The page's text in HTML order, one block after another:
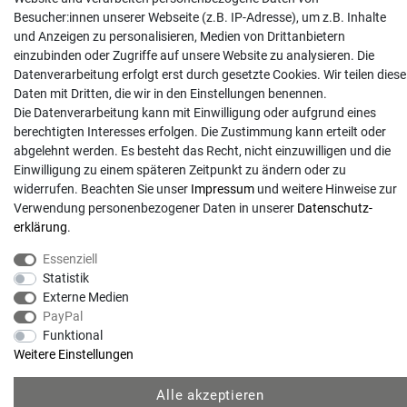
Anrufe aus dem dt. Festnetz zum Ortstarif, Preise aus dem Mobilfunknetz ggf.
abweichend (abhängig vom Provider).
Besucher:innen unserer Webseite (z.B. IP-Adresse), um z.B. Inhalte
und Anzeigen zu personalisieren, Medien von Drittanbietern
einzubinden oder Zugriffe auf unsere Website zu analysieren. Die
Datenverarbeitung erfolgt erst durch gesetzte Cookies. Wir teilen diese
Daten mit Dritten, die wir in den Einstellungen benennen.
Die Datenverarbeitung kann mit Einwilligung oder aufgrund eines
berechtigten Interesses erfolgen. Die Zustimmung kann erteilt oder
abgelehnt werden. Es besteht das Recht, nicht einzuwilligen und die
Einwilligung zu einem späteren Zeitpunkt zu ändern oder zu
widerrufen. Beachten Sie unser Impressum und weitere Hinweise zur
Verwendung personenbezogener Daten in unserer Daten­schutz­
erklärung.
Essenziell
Statistik
Externe Medien
PayPal
Funktional
Weitere Einstellungen
Alle akzeptieren